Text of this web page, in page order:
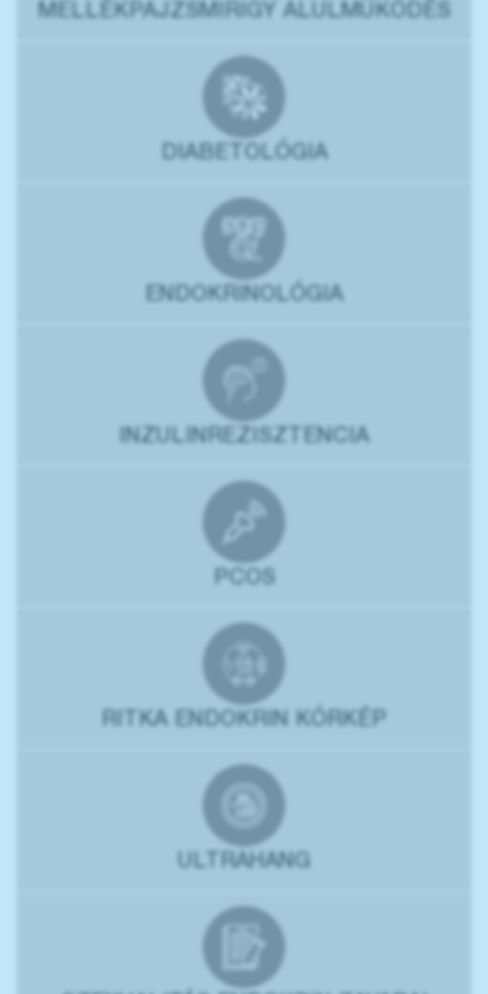
MELLÉKPAJZSMIRIGY ALULMŰKÖDÉS
DIABETOLÓGIA
ENDOKRINOLÓGIA
INZULINREZISZTENCIA
PCOS
RITKA ENDOKRIN KÓRKÉP
ULTRAHANG